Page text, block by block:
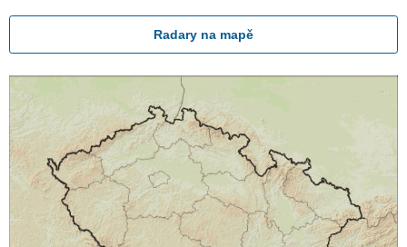
Radary na mapě